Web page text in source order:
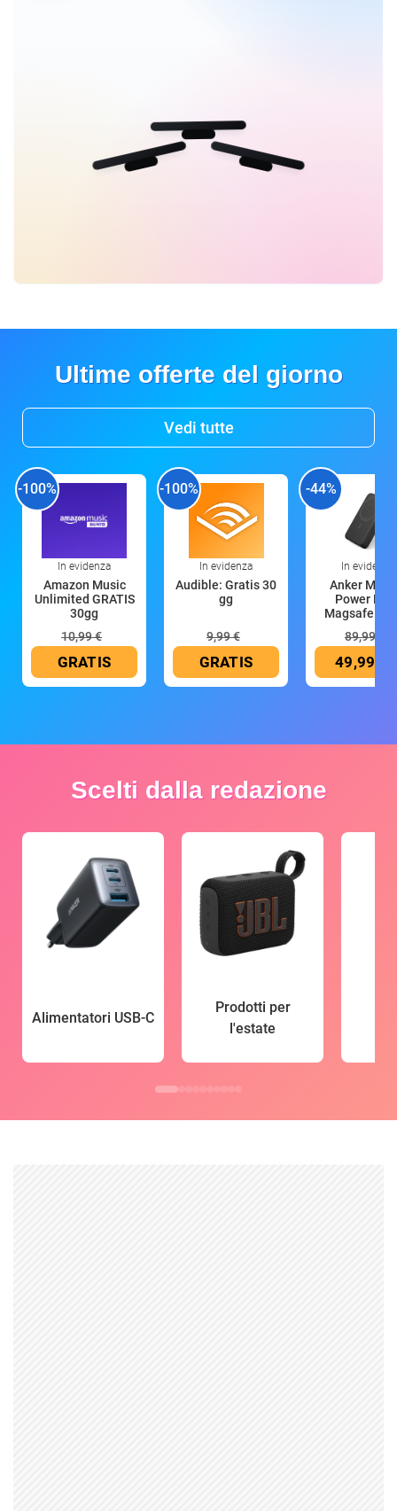
Ultime offerte del giorno
Vedi tutte
-100%
In evidenza
Amazon Music
Unlimited GRATIS
30gg
10,99 €
GRATIS
-100%
In evidenza
Audible: Gratis 30
gg
9,99 €
GRATIS
-44%
In evidenza
Anker
Power
Magsafe
89,99 €
49,99 €
Scelti dalla redazione
Alimentatori USB-C
Prodotti per
l'estate